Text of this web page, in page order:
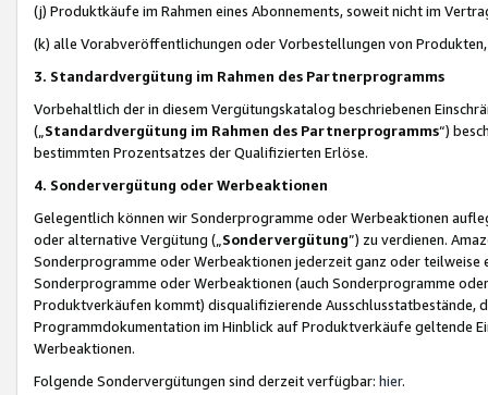
(j) Produktkäufe im Rahmen eines Abonnements, soweit nicht im
(k) alle Vorabveröffentlichungen oder Vorbestellungen von
3. Standardvergütung im Rahmen des Partnerprogramms
Vorbehaltlich der in diesem Vergütungskatalog beschriebenen
(„ Standardvergütung im Rahmen des Partnerprogramms“)
bestimmten Prozentsatzes der Qualifizierten Erlöse.
4. Sondervergütung oder Werbeaktionen
Gelegentlich können wir Sonderprogramme oder Werbeaktionen
oder alternative Vergütung („ Sondervergütung”) zu verdienen.
Sonderprogramme oder Werbeaktionen jederzeit ganz oder
Sonderprogramme oder Werbeaktionen (auch Sonderprogramme
Produktverkäufen kommt) disqualifizierende Ausschlusstatbestände,
Programmdokumentation im Hinblick auf Produktverkäufe geltende
Werbeaktionen.
Folgende Sondervergütungen sind derzeit verfügbar: hier.